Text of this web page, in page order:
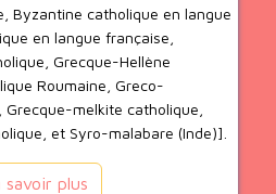
Byzantine catholique en langue
en langue française,
Grecque-Hellène
Roumaine, Greco-
melkite catholique,
et Syro-malabare (Inde)].
savoir plus